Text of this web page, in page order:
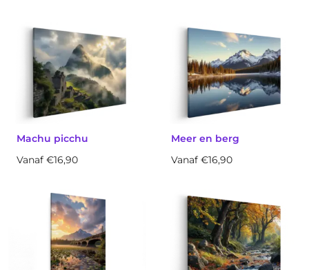
Machu picchu
Vanaf €16,90
Meer en berg
Vanaf €16,90